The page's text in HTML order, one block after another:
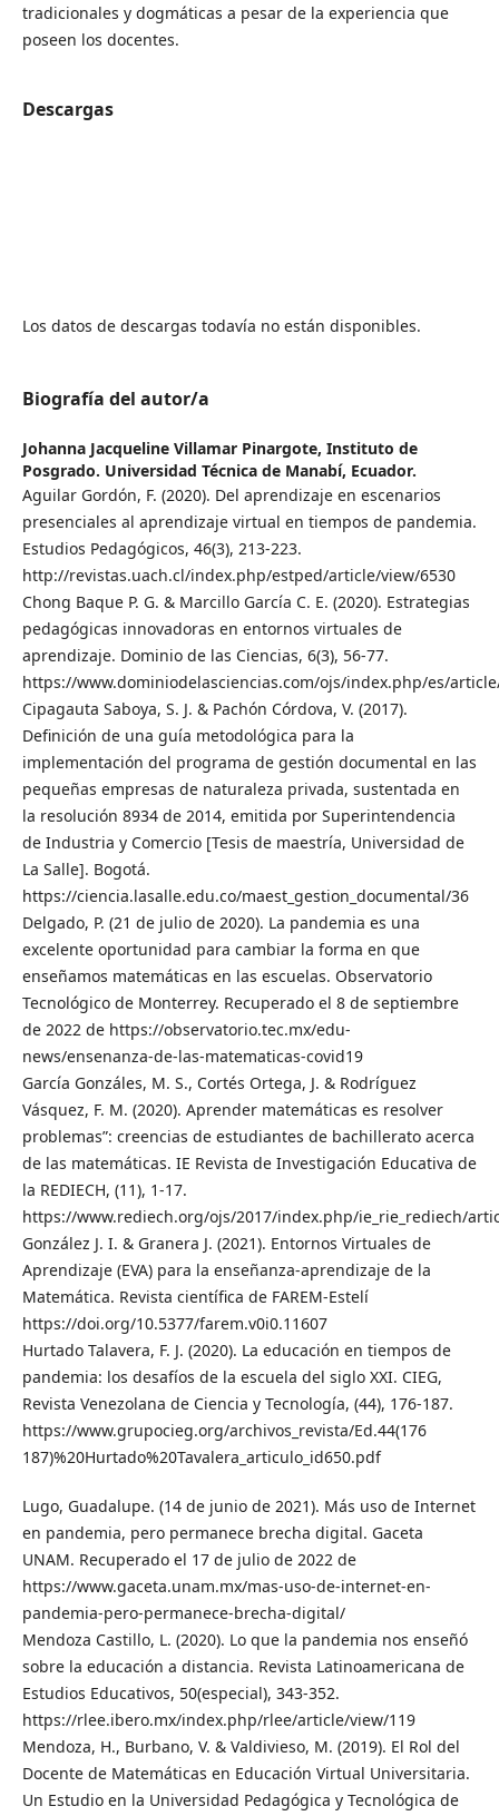
tradicionales y dogmáticas a pesar de la experiencia que
poseen los docentes.
Descargas
Los datos de descargas todavía no están disponibles.
Biografía del autor/a
Johanna Jacqueline Villamar Pinargote, Instituto de
Posgrado. Universidad Técnica de Manabí, Ecuador.
Aguilar Gordón, F. (2020). Del aprendizaje en escenarios
presenciales al aprendizaje virtual en tiempos de pandemia.
Estudios Pedagógicos, 46(3), 213-223.
http://revistas.uach.cl/index.php/estped/article/view/6530
Chong Baque P. G. & Marcillo García C. E. (2020). Estrategias
pedagógicas innovadoras en entornos virtuales de
aprendizaje. Dominio de las Ciencias, 6(3), 56-77.
https://www.dominiodelasciencias.com/ojs/index.php/es/
Cipagauta Saboya, S. J. & Pachón Córdova, V. (2017).
Definición de una guía metodológica para la
implementación del programa de gestión documental en las
pequeñas empresas de naturaleza privada, sustentada en
la resolución 8934 de 2014, emitida por Superintendencia
de Industria y Comercio [Tesis de maestría, Universidad de
La Salle]. Bogotá.
https://ciencia.lasalle.edu.co/maest_gestion_documental/36
Delgado, P. (21 de julio de 2020). La pandemia es una
excelente oportunidad para cambiar la forma en que
enseñamos matemáticas en las escuelas. Observatorio
Tecnológico de Monterrey. Recuperado el 8 de septiembre
de 2022 de https://observatorio.tec.mx/edu-
news/ensenanza-de-las-matematicas-covid19
García Gonzáles, M. S., Cortés Ortega, J. & Rodríguez
Vásquez, F. M. (2020). Aprender matemáticas es resolver
problemas”: creencias de estudiantes de bachillerato acerca
de las matemáticas. IE Revista de Investigación Educativa de
la REDIECH, (11), 1-17.
https://www.rediech.org/ojs/2017/index.php/ie_rie_rediech/
González J. I. & Granera J. (2021). Entornos Virtuales de
Aprendizaje (EVA) para la enseñanza-aprendizaje de la
Matemática. Revista científica de FAREM-Estelí
https://doi.org/10.5377/farem.v0i0.11607
Hurtado Talavera, F. J. (2020). La educación en tiempos de
pandemia: los desafíos de la escuela del siglo XXI. CIEG,
Revista Venezolana de Ciencia y Tecnología, (44), 176-187.
https://www.grupocieg.org/archivos_revista/Ed.44(176
187)%20Hurtado%20Tavalera_articulo_id650.pdf
Lugo, Guadalupe. (14 de junio de 2021). Más uso de Internet
en pandemia, pero permanece brecha digital. Gaceta
UNAM. Recuperado el 17 de julio de 2022 de
https://www.gaceta.unam.mx/mas-uso-de-internet-en-
pandemia-pero-permanece-brecha-digital/
Mendoza Castillo, L. (2020). Lo que la pandemia nos enseñó
sobre la educación a distancia. Revista Latinoamericana de
Estudios Educativos, 50(especial), 343-352.
https://rlee.ibero.mx/index.php/rlee/article/view/119
Mendoza, H., Burbano, V. & Valdivieso, M. (2019). El Rol del
Docente de Matemáticas en Educación Virtual Universitaria.
Un Estudio en la Universidad Pedagógica y Tecnológica de